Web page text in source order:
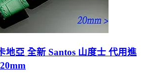
地亞 全新 Santos 山度士 代用進